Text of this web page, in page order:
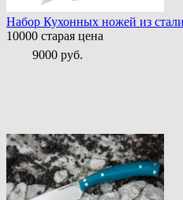
Набор Кухонных ножей из
10000 старая цена
9000 руб.